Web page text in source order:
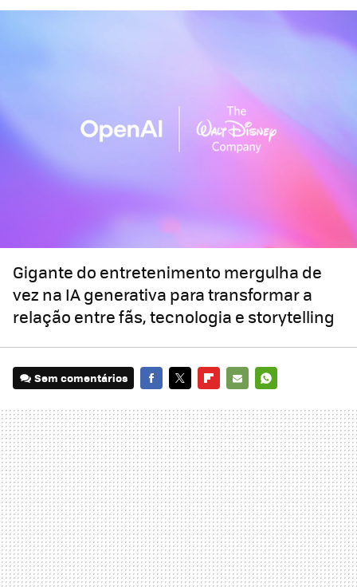
Gigante do entretenimento mergulha de
vez na IA generativa para transformar a
relação entre fãs, tecnologia e storytelling
Sem comentários
MAIL